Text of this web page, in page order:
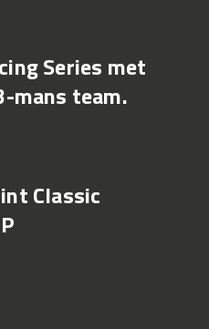
Series met
mans team.
Classic